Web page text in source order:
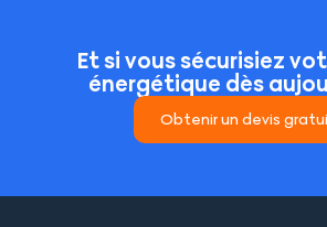
Et si vous sécurisiez
énergétique dès
Obtenir un devis